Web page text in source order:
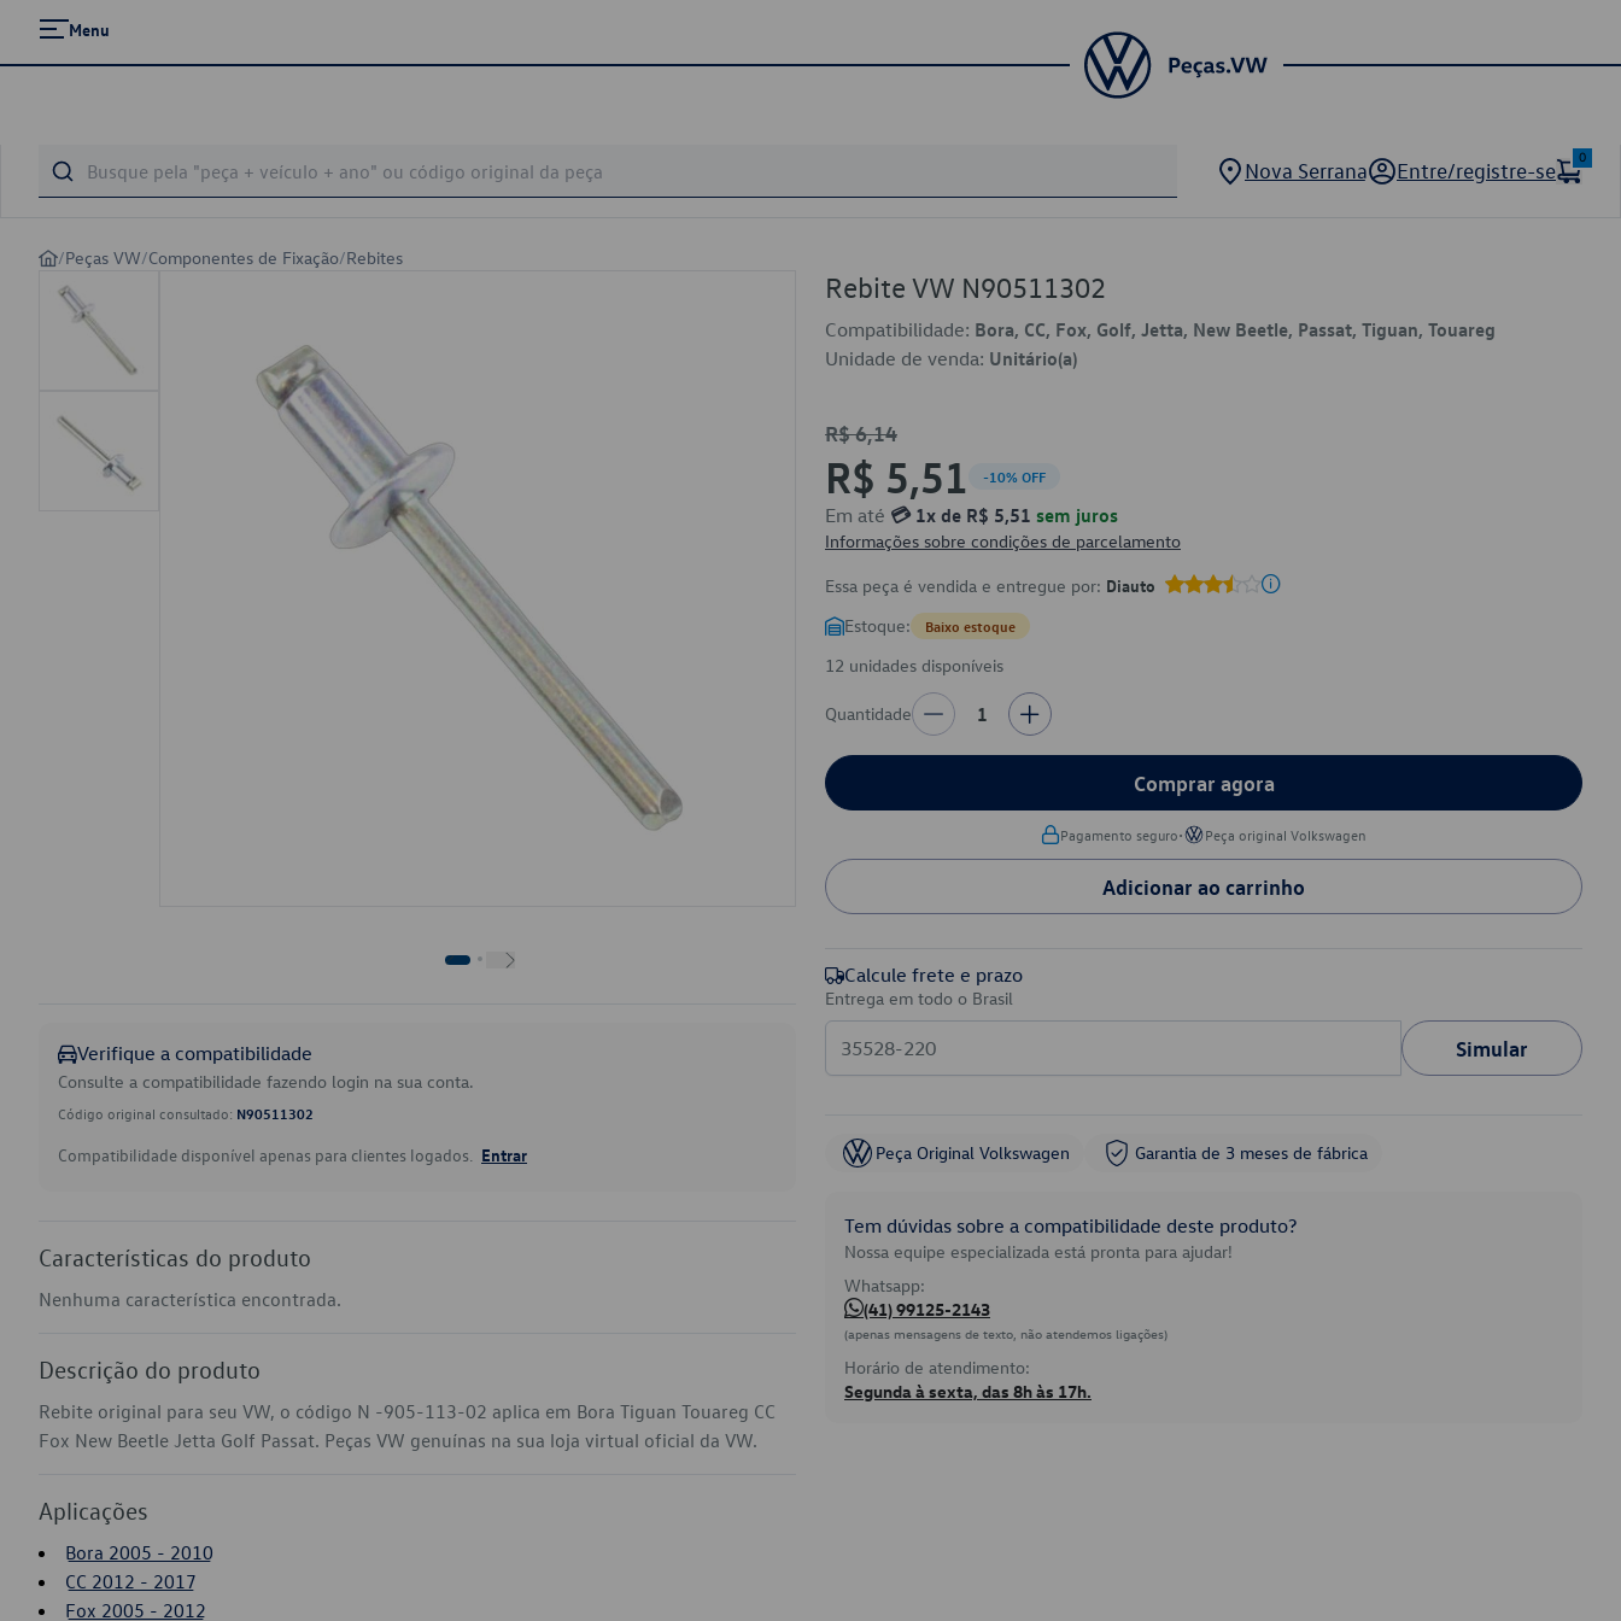
Menu
Nova Serrana Entre/registre-se
0
/Peças VW/Componentes de Fixação/Rebites
Verifique a compatibilidade
Consulte a compatibilidade fazendo login na sua conta.
Código original consultado: N90511302
Compatibilidade disponível apenas para clientes logados. Entrar
Características do produto
Nenhuma característica encontrada.
Descrição do produto
Rebite original para seu VW, o código N -905-113-02 aplica em Bora Tiguan Touareg CC
Fox New Beetle Jetta Golf Passat. Peças VW genuínas na sua loja virtual oficial da VW.
Aplicações
Bora 2005 - 2010
CC 2012 - 2017
Fox 2005 - 2012
Rebite VW N90511302
Compatibilidade: Bora, CC, Fox, Golf, Jetta, New Beetle, Passat, Tiguan, Touareg
Unidade de venda: Unitário(a)
R$ 6,14
R$ 5,51 -10% OFF
Em até 💳 1x de R$ 5,51 sem juros
Informações sobre condições de parcelamento
Essa peça é vendida e entregue por: Diauto
Estoque: Baixo estoque
12 unidades disponíveis
Quantidade 1
Comprar agora
Pagamento seguro• Peça original Volkswagen
Adicionar ao carrinho
Calcule frete e prazo
Entrega em todo o Brasil
Simular
Peça Original Volkswagen Garantia de 3 meses de fábrica
Tem dúvidas sobre a compatibilidade deste produto?
Nossa equipe especializada está pronta para ajudar!
Whatsapp:
(41) 99125-2143
(apenas mensagens de texto, não atendemos ligações)
Horário de atendimento:
Segunda à sexta, das 8h às 17h.